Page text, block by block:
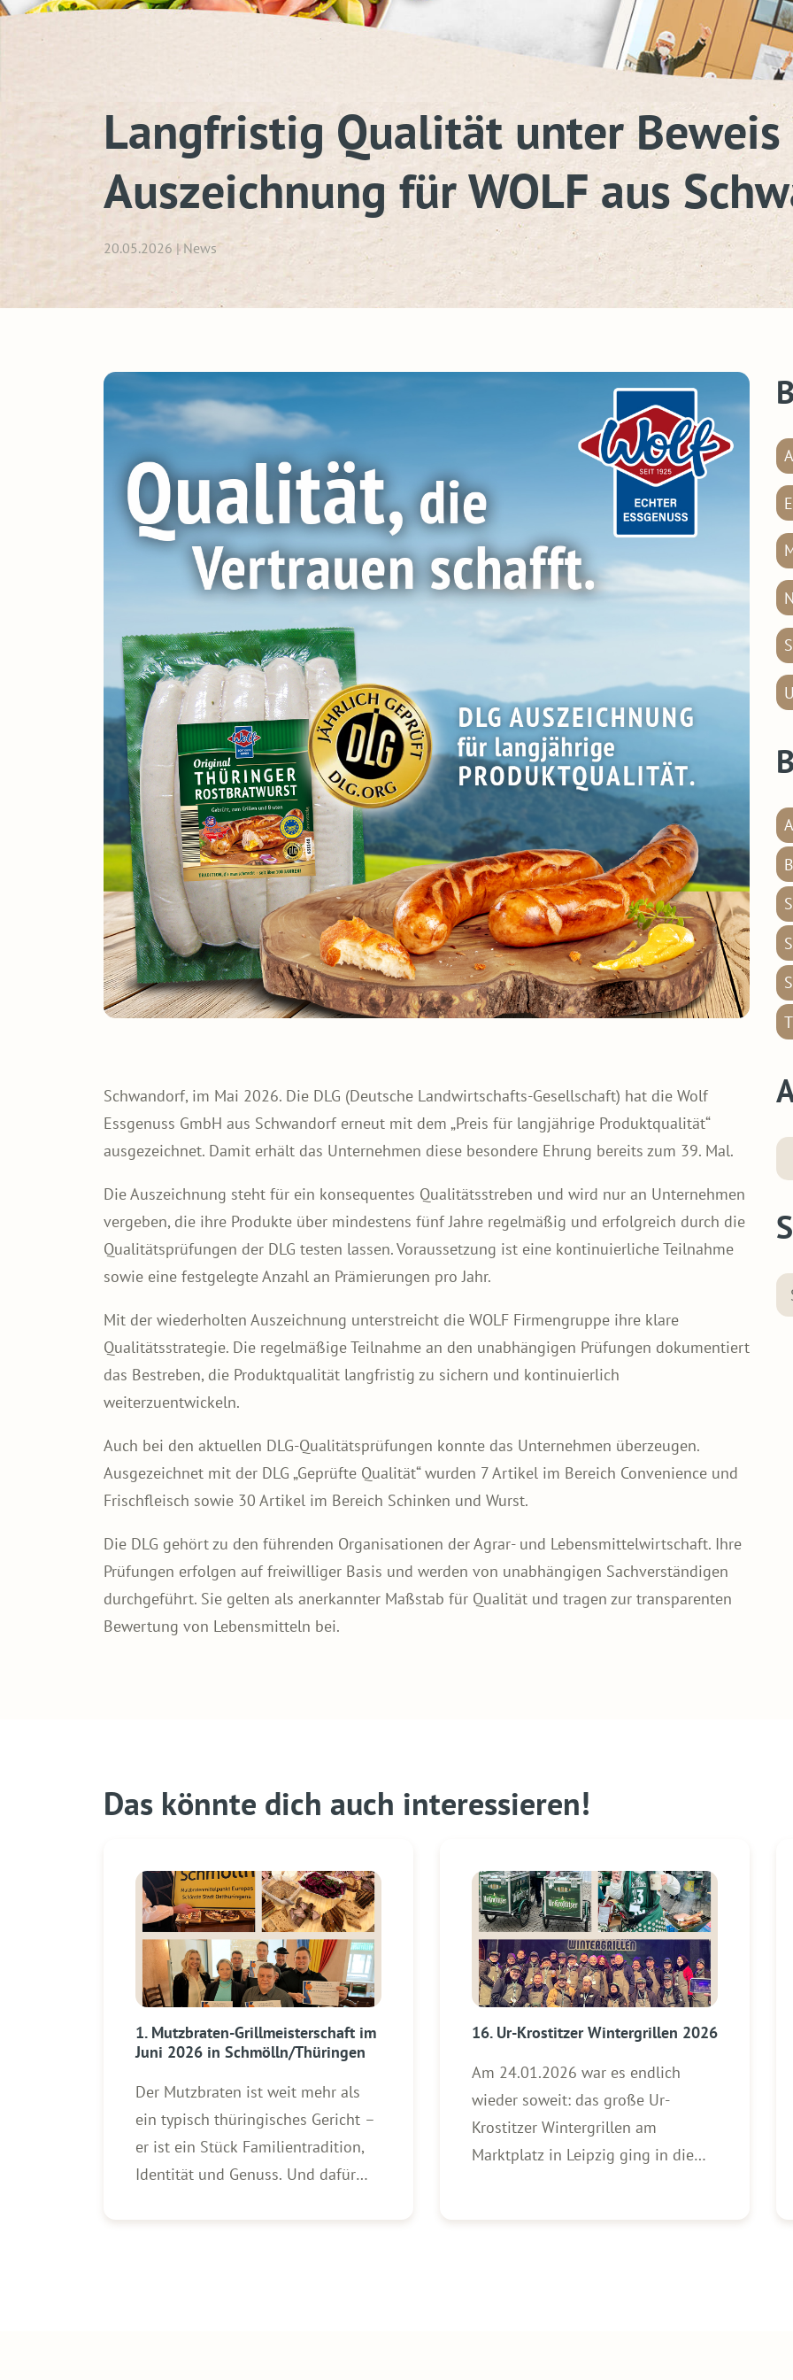
Langfristig Qualität unter
Auszeichnung für WOLF aus
20.05.2026 | News
Schwandorf, im Mai 2026. Die DLG (Deutsche Landwirtschafts-Gesellschaft) hat die Wolf
Essgenuss GmbH aus Schwandorf erneut mit dem „Preis für langjährige Produktqualität“
ausgezeichnet. Damit erhält das Unternehmen diese besondere Ehrung bereits zum 39. Mal.
Die Auszeichnung steht für ein konsequentes Qualitätsstreben und wird nur an Unternehmen
vergeben, die ihre Produkte über mindestens fünf Jahre regelmäßig und erfolgreich durch die
Qualitätsprüfungen der DLG testen lassen. Voraussetzung ist eine kontinuierliche Teilnahme
sowie eine festgelegte Anzahl an Prämierungen pro Jahr.
Mit der wiederholten Auszeichnung unterstreicht die WOLF Firmengruppe ihre klare
Qualitätsstrategie. Die regelmäßige Teilnahme an den unabhängigen Prüfungen dokumentiert
das Bestreben, die Produktqualität langfristig zu sichern und kontinuierlich
weiterzuentwickeln.
Auch bei den aktuellen DLG-Qualitätsprüfungen konnte das Unternehmen überzeugen.
Ausgezeichnet mit der DLG „Geprüfte Qualität“ wurden 7 Artikel im Bereich Convenience und
Frischfleisch sowie 30 Artikel im Bereich Schinken und Wurst.
Die DLG gehört zu den führenden Organisationen der Agrar- und Lebensmittelwirtschaft. Ihre
Prüfungen erfolgen auf freiwilliger Basis und werden von unabhängigen Sachverständigen
durchgeführt. Sie gelten als anerkannter Maßstab für Qualität und tragen zur transparenten
Bewertung von Lebensmitteln bei.
Das könnte dich auch interessieren!
1. Mutzbraten-Grillmeisterschaft im
Juni 2026 in Schmölln/Thüringen
Der Mutzbraten ist weit mehr als
ein typisch thüringisches Gericht –
er ist ein Stück Familientradition,
Identität und Genuss. Und dafür
16. Ur-Krostitzer Wintergrillen 2026
Am 24.01.2026 war es endlich
wieder soweit: das große Ur-
Krostitzer Wintergrillen am
Marktplatz in Leipzig ging in die